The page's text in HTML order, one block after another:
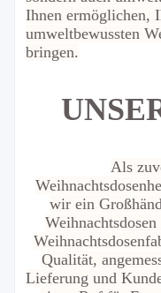
Ihnen ermöglichen,
umweltbewussten
bringen.
Als
wir ein
Qualität,
Lieferung und